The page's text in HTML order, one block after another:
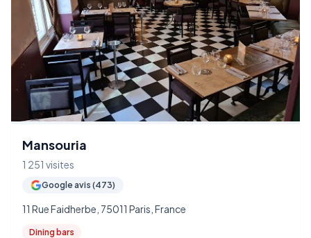
Mansouria
1 251 visites
Google avis (473)
11 Rue Faidherbe, 75011 Paris, France
Dining bars